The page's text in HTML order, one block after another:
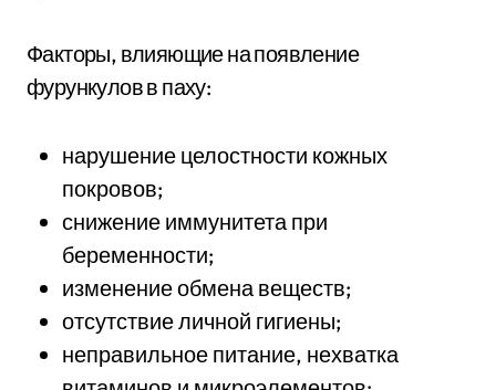
Факторы, влияющие на появление
фурункулов в паху:
нарушение целостности кожных
покровов;
снижение иммунитета при
беременности;
изменение обмена веществ;
отсутствие личной гигиены;
неправильное питание, нехватка